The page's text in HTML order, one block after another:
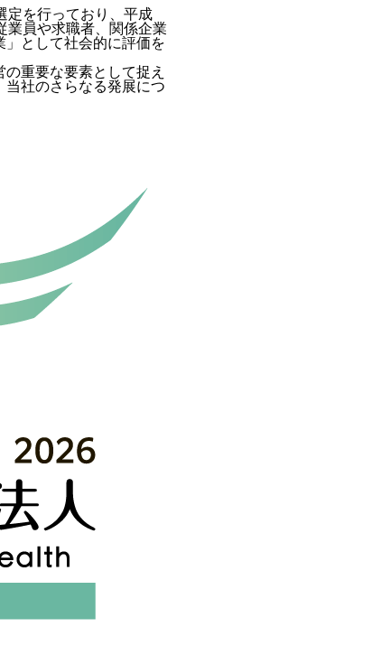
定を行っており、平成
業員や求職者、関係企業
として社会的に評価を
重要な要素として捉え
社のさらなる発展につ